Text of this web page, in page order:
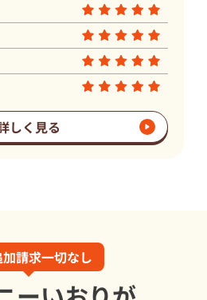
しく見る
請求一切なし